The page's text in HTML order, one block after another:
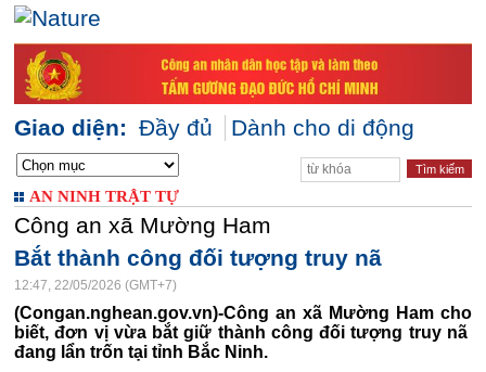
Giao diện: Đầy đủ Dành cho di động
AN NINH TRẬT TỰ
Công an xã Mường Ham
Bắt thành công đối tượng truy nã
12:47, 22/05/2026 (GMT+7)
(Congan.nghean.gov.vn)-Công an xã Mường Ham cho
biết, đơn vị vừa bắt giữ thành công đối tượng truy nã
đang lẩn trốn tại tỉnh Bắc Ninh.